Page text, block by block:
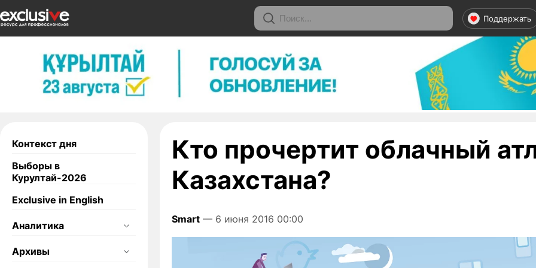
Поддержать
Контекст дня
Выборы в
Курултай-2026
Exclusive in English
Аналитика
Архивы
Кто прочертит облачный
Казахстана?
Smart — 6 июня 2016 00:00